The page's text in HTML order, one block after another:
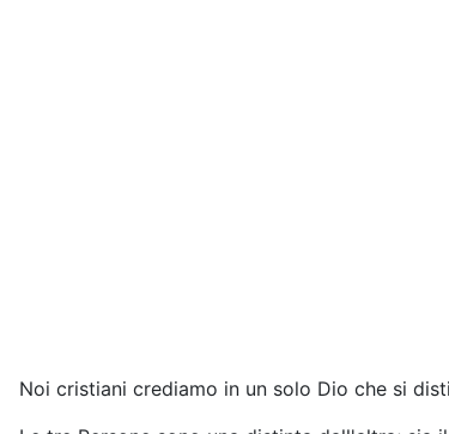
Noi cristiani crediamo in un solo Dio che si